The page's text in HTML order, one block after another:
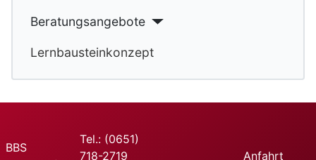
Beratungsangebote
Lernbausteinkonzept
BBS
Tel.: (0651)
718-2719
Anfahrt